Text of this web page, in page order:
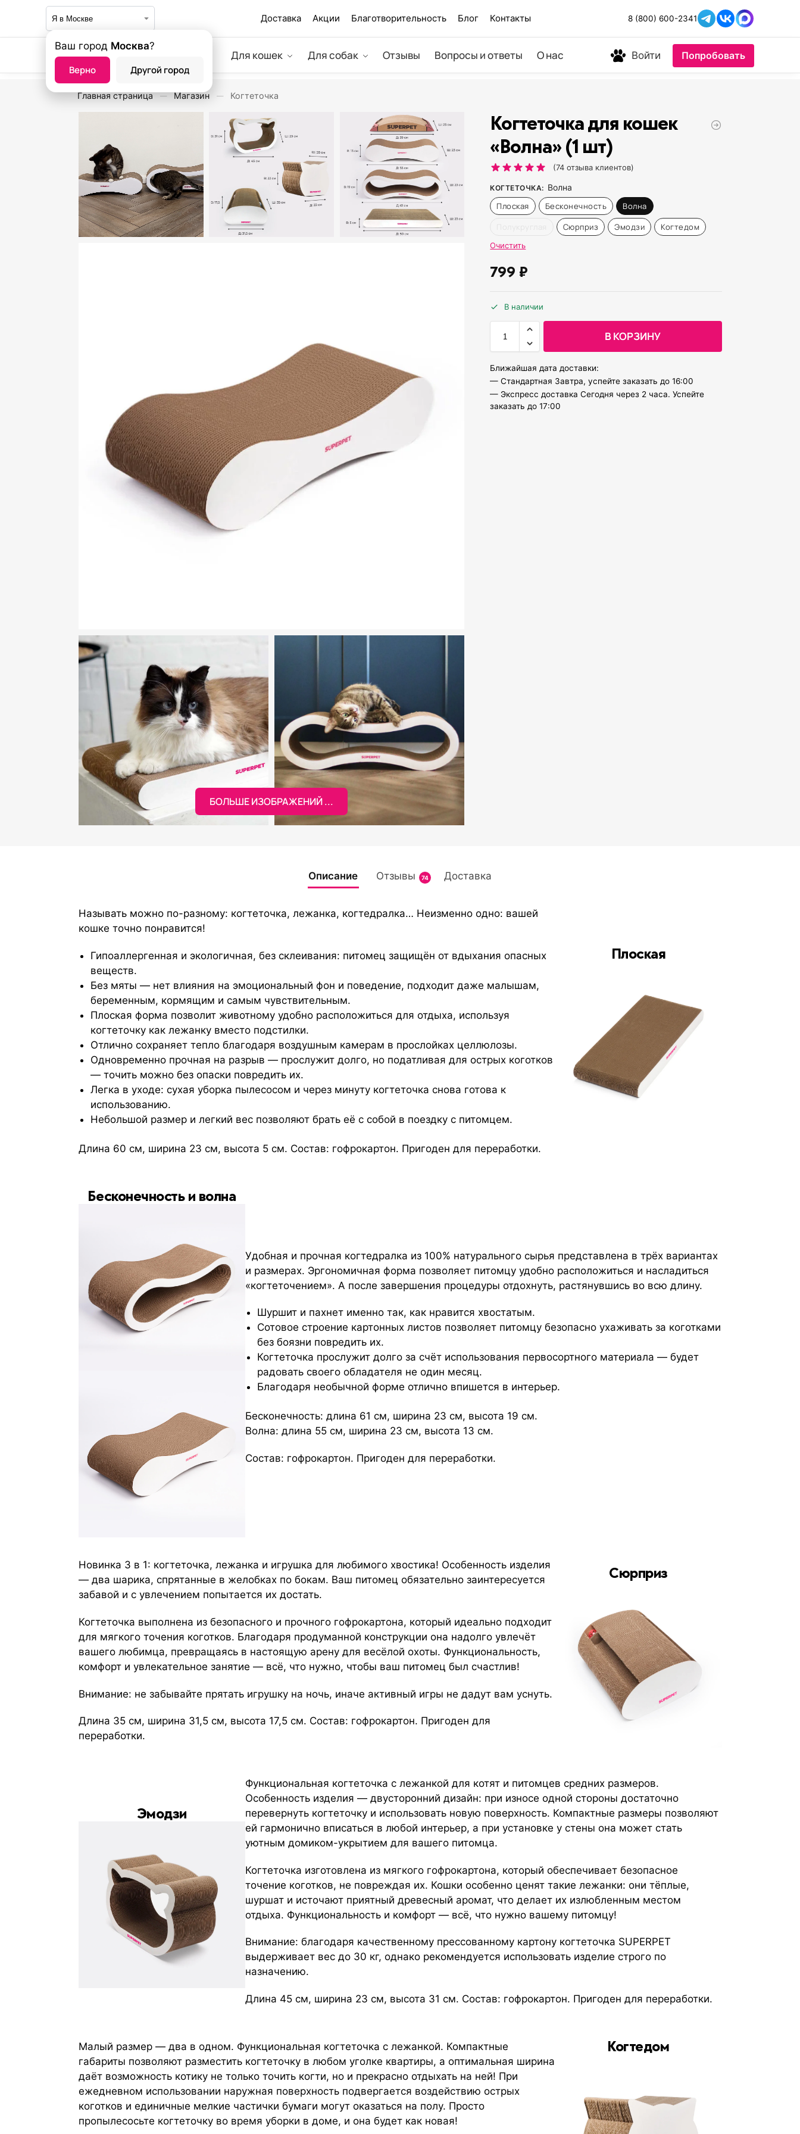
Доставка Акции Благотворительность Блог Контакты 8 (800) 600-2341
Для кошек Для собак Отзывы Вопросы и ответы О нас Войти Попробовать
Главная страница — Магазин — Когтеточка
БОЛЬШЕ ИЗОБРАЖЕНИЙ ...
Когтеточка для кошек
«Волна» (1 шт)
(74 отзыва клиентов)
КОГТЕТОЧКА: Волна
Плоская Бесконечность
Волна
Сюрприз Эмодзи Когтедом
Очистить
799 ₽
В наличии
В КОРЗИНУ
Ближайшая дата доставки:
— Стандартная Завтра, успейте заказать до 16:00
— Экспресс доставка Сегодня через 2 часа. Успейте
заказать до 17:00
Описание Отзывы 74 Доставка
Плоская
Называть можно по-разному: когтеточка, лежанка, когтедралка… Неизменно одно: вашей
кошке точно понравится!
Гипоаллергенная и экологичная, без склеивания: питомец защищён от вдыхания опасных
веществ.
Без мяты — нет влияния на эмоциональный фон и поведение, подходит даже малышам,
беременным, кормящим и самым чувствительным.
Плоская форма позволит животному удобно расположиться для отдыха, используя
когтеточку как лежанку вместо подстилки.
Отлично сохраняет тепло благодаря воздушным камерам в прослойках целлюлозы.
Одновременно прочная на разрыв — прослужит долго, но податливая для острых коготков
— точить можно без опаски повредить их.
Легка в уходе: сухая уборка пылесосом и через минуту когтеточка снова готова к
использованию.
Небольшой размер и легкий вес позволяют брать её с собой в поездку с питомцем.
Длина 60 см, ширина 23 см, высота 5 см. Состав: гофрокартон. Пригоден для переработки.
Бесконечность и волна
Удобная и прочная когтедралка из 100% натурального сырья представлена в трёх вариантах
и размерах. Эргономичная форма позволяет питомцу удобно расположиться и насладиться
«когтеточением». А после завершения процедуры отдохнуть, растянувшись во всю длину.
Шуршит и пахнет именно так, как нравится хвостатым.
Сотовое строение картонных листов позволяет питомцу безопасно ухаживать за коготками
без боязни повредить их.
Когтеточка прослужит долго за счёт использования первосортного материала — будет
радовать своего обладателя не один месяц.
Благодаря необычной форме отлично впишется в интерьер.
Бесконечность: длина 61 см, ширина 23 см, высота 19 см.
Волна: длина 55 см, ширина 23 см, высота 13 см.
Состав: гофрокартон. Пригоден для переработки.
Сюрприз
Новинка 3 в 1: когтеточка, лежанка и игрушка для любимого хвостика! Особенность изделия
— два шарика, спрятанные в желобках по бокам. Ваш питомец обязательно заинтересуется
забавой и с увлечением попытается их достать.
Когтеточка выполнена из безопасного и прочного гофрокартона, который идеально подходит
для мягкого точения коготков. Благодаря продуманной конструкции она надолго увлечёт
вашего любимца, превращаясь в настоящую арену для весёлой охоты. Функциональность,
комфорт и увлекательное занятие — всё, что нужно, чтобы ваш питомец был счастлив!
Внимание: не забывайте прятать игрушку на ночь, иначе активный игры не дадут вам уснуть.
Длина 35 см, ширина 31,5 см, высота 17,5 см. Состав: гофрокартон. Пригоден для
переработки.
Эмодзи
Функциональная когтеточка с лежанкой для котят и питомцев средних размеров.
Особенность изделия — двусторонний дизайн: при износе одной стороны достаточно
перевернуть когтеточку и использовать новую поверхность. Компактные размеры позволяют
ей гармонично вписаться в любой интерьер, а при установке у стены она может стать
уютным домиком-укрытием для вашего питомца.
Когтеточка изготовлена из мягкого гофрокартона, который обеспечивает безопасное
точение коготков, не повреждая их. Кошки особенно ценят такие лежанки: они тёплые,
шуршат и источают приятный древесный аромат, что делает их излюбленным местом
отдыха. Функциональность и комфорт — всё, что нужно вашему питомцу!
Внимание: благодаря качественному прессованному картону когтеточка SUPERPET
выдерживает вес до 30 кг, однако рекомендуется использовать изделие строго по
назначению.
Длина 45 см, ширина 23 см, высота 31 см. Состав: гофрокартон. Пригоден для переработки.
Когтедом
Малый размер — два в одном. Функциональная когтеточка с лежанкой. Компактные
габариты позволяют разместить когтеточку в любом уголке квартиры, а оптимальная ширина
даёт возможность котику не только точить когти, но и прекрасно отдыхать на ней! При
ежедневном использовании наружная поверхность подвергается воздействию острых
коготков и единичные мелкие частички бумаги могут оказаться на полу. Просто
пропылесосьте когтеточку во время уборки в доме, и она будет как новая!
Ваш город Москва?
Верно Другой город